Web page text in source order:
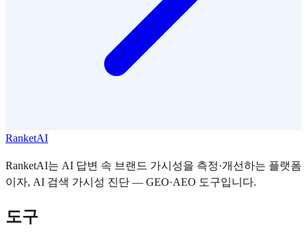
RanketAI
RanketAI는 AI 답변 속 브랜드 가시성을 측정·개선하는 플랫폼
이자, AI 검색 가시성 진단 — GEO·AEO 도구입니다.
도구